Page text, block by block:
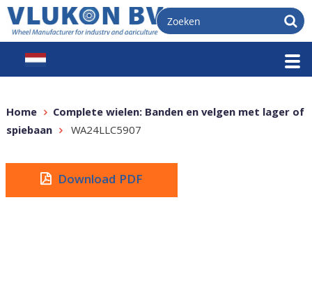
Home
Complete wielen: Banden en velgen met lager of
spiebaan
WA24LLC5907
Download PDF